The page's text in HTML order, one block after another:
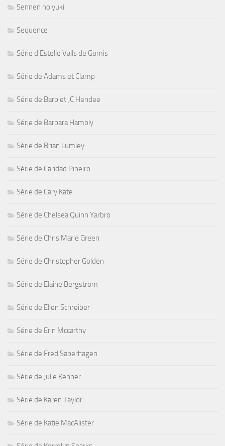
Sennen no yuki
Sequence
Série d'Estelle Valls de Gomis
Série de Adams et Clamp
Série de Barb et JC Hendee
Série de Barbara Hambly
Série de Brian Lumley
Série de Caridad Pineiro
Série de Cary Kate
Série de Chelsea Quinn Yarbro
Série de Chris Marie Green
Série de Christopher Golden
Série de Elaine Bergstrom
Série de Ellen Schreiber
Série de Erin Mccarthy
Série de Fred Saberhagen
Série de Julie Kenner
Série de Karen Taylor
Série de Katie MacAlister